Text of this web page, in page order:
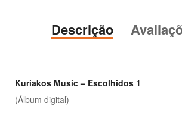
Descrição
Kuriakos Music – Escolhidos 1
(Álbum digital)